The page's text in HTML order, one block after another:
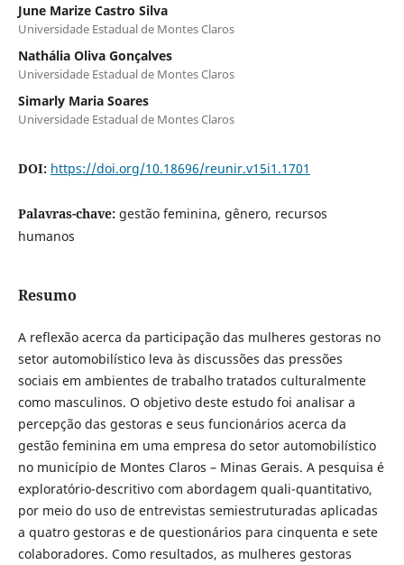
June Marize Castro Silva
Universidade Estadual de Montes Claros
Nathália Oliva Gonçalves
Universidade Estadual de Montes Claros
Simarly Maria Soares
Universidade Estadual de Montes Claros
DOI: https://doi.org/10.18696/reunir.v15i1.1701
Palavras-chave: gestão feminina, gênero, recursos
humanos
Resumo
A reflexão acerca da participação das mulheres gestoras no
setor automobilístico leva às discussões das pressões
sociais em ambientes de trabalho tratados culturalmente
como masculinos. O objetivo deste estudo foi analisar a
percepção das gestoras e seus funcionários acerca da
gestão feminina em uma empresa do setor automobilístico
no município de Montes Claros – Minas Gerais. A pesquisa é
exploratório-descritivo com abordagem quali-quantitativo,
por meio do uso de entrevistas semiestruturadas aplicadas
a quatro gestoras e de questionários para cinquenta e sete
colaboradores. Como resultados, as mulheres gestoras